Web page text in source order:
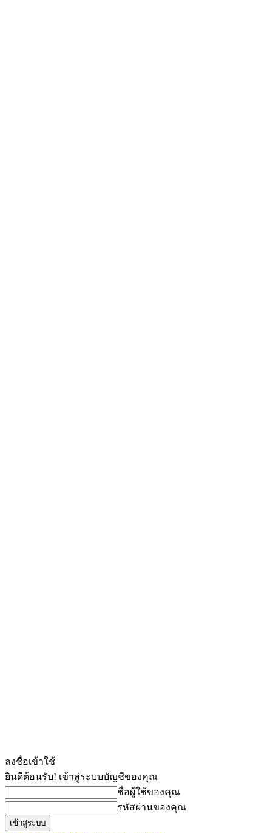
ลงชื่อเข้าใช้
ยินดีต้อนรับ! เข้าสู่ระบบบัญชีของคุณ
ชื่อผู้ใช้ของคุณ
รหัสผ่านของคุณ